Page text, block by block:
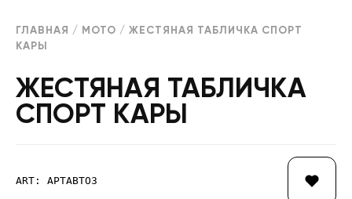
ГЛАВНАЯ / МОТО / ЖЕСТЯНАЯ ТАБЛИЧКА СПОРТ
КАРЫ
ЖЕСТЯНАЯ ТАБЛИЧКА
СПОРТ КАРЫ
ART: АРТАВТО3